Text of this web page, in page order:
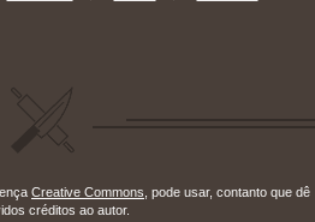
Creative Commons , pode usar, contanto que dê
créditos ao autor.